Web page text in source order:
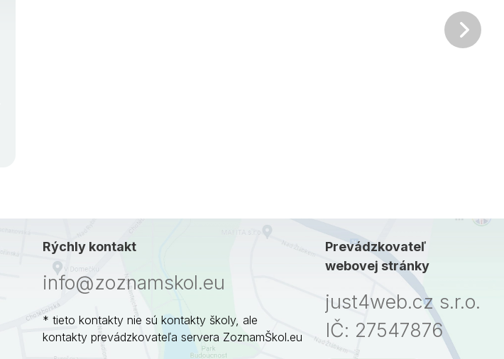
Rýchly kontakt
info@zoznamskol.eu
* tieto kontakty nie sú kontakty školy, ale
kontakty prevádzkovateľa servera ZoznamŠkol.eu
Prevádzkovateľ
webovej stránky
just4web.cz s.r.o.
IČ: 27547876